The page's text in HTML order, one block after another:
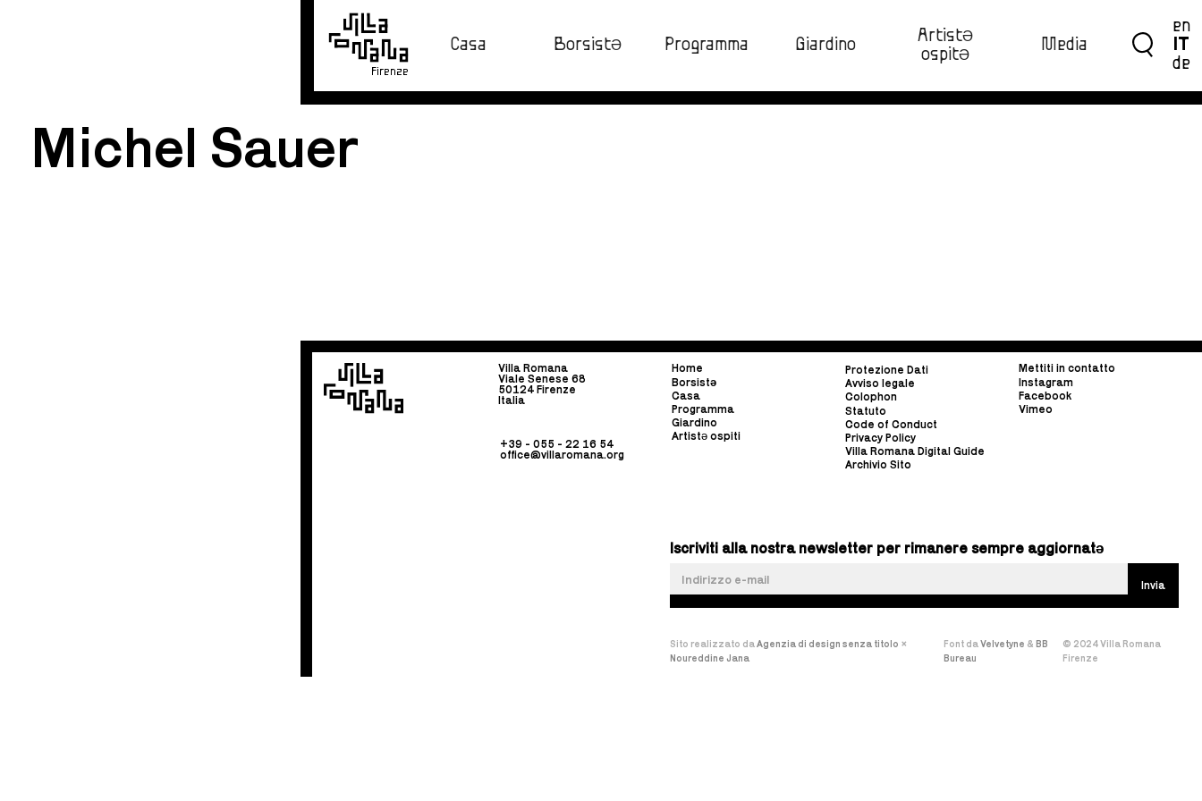
Firenze
Casa BorsistƏ Programma Giardino
ArtistƏ
ospitƏ‍
Media
en
IT
de
Michel Sauer
Villa Romana
Viale Senese 68
50124 Firenze
Italia
+39 - 055 - 22 16 54
office@villaromana.org
Home
Borsistə
Casa
Programma
Giardino
Artistə ospiti
Protezione Dati
Avviso legale
Colophon
Statuto
Code of Conduct
Privacy Policy
Villa Romana Digital Guide
Archivio Sito
Mettiti in contatto
Instagram
Facebook
Vimeo
Iscriviti alla nostra newsletter per rimanere sempre aggiornatə
Sito realizzato daAgenzia di design senza titolo ×
Noureddine Jana
Font daVelvetyne & BB
Bureau
© 2024 Villa Romana
Firenze